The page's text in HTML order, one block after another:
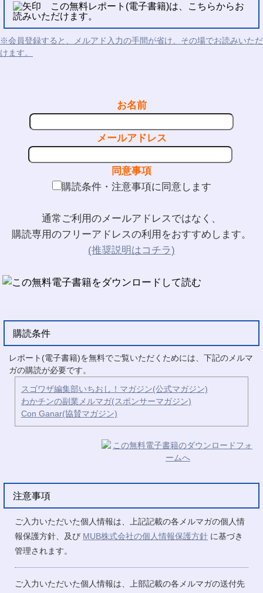
この無料レポート(電子書籍)は、こちらからお
読みいただけます。
※会員登録すると、メルアド入力の手間が省け、その場でお読みいただ
けます。
お名前
メールアドレス
同意事項
購読条件・注意事項に同意します
通常ご利用のメールアドレスではなく、
購読専用のフリーアドレスの利用をおすすめします。
(推奨説明はコチラ)
購読条件
レポート(電子書籍)を無料でご覧いただくためには、下記のメルマ
ガの購読が必要です。
スゴワザ編集部いちおし！マガジン(公式マガジン)
わかチンの副業メルマガ(スポンサーマガジン)
Con Ganar(協賛マガジン)
注意事項
ご入力いただいた個人情報は、上記記載の各メルマガの個人情
報保護方針、及び MUB株式会社の個人情報保護方針 に基づき
管理されます。
ご入力いただいた個人情報は、上部記載の各メルマガの送付先